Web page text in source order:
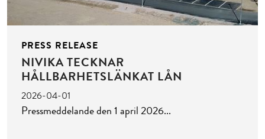
PRESS RELEASE
NIVIKA TECKNAR
HÅLLBARHETSLÄNKAT LÅN
2026-04-01
Pressmeddelande den 1 april 2026